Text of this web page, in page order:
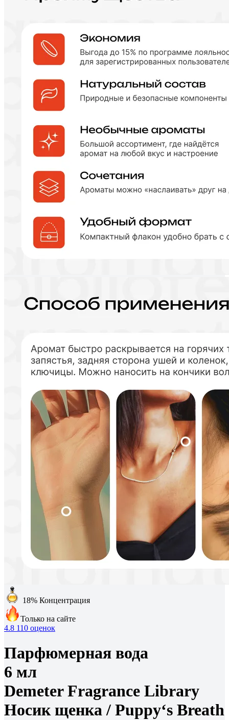
18% Концентрация
Только на сайте
4.8 110 оценок
Парфюмерная вода
6 мл
Demeter Fragrance Library
Носик щенка / Puppy‘s Breath